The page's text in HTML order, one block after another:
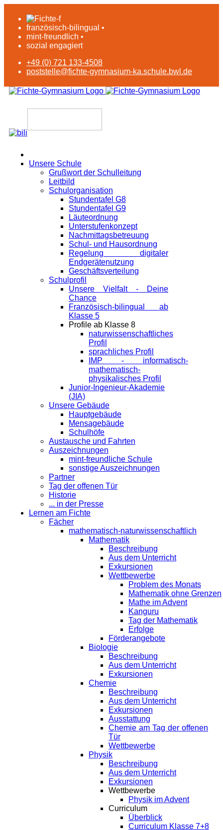
französisch-bilingual •
mint-freundlich •
sozial engagiert
+49 (0) 721 133-4508
poststelle@fichte-gymnasium-ka.schule.bwl.de
Unsere Schule
Grußwort der Schulleitung
Leitbild
Schulorganisation
Stundentafel G8
Stundentafel G9
Läuteordnung
Unterstufenkonzept
Nachmittagsbetreuung
Schul- und Hausordnung
Regelung digitaler
Endgeräte­nutzung
Geschäftsverteilung
Schulprofil
Unsere Vielfalt - Deine
Chance
Französisch-bilingual ab
Klasse 5
Profile ab Klasse 8
naturwissenschaftliches
Profil
sprachliches Profil
IMP - informatisch-
mathematisch-
physikalisches Profil
Junior-Ingenieur-Akademie
(JIA)
Unsere Gebäude
Hauptgebäude
Mensagebäude
Schulhöfe
Austausche und Fahrten
Auszeichnungen
mint-freundliche Schule
sonstige Auszeichnungen
Partner
Tag der offenen Tür
Historie
... in der Presse
Lernen am Fichte
Fächer
mathematisch-naturwissenschaftlich
Mathematik
Beschreibung
Aus dem Unterricht
Exkursionen
Wettbewerbe
Problem des Monats
Mathematik ohne Grenzen
Mathe im Advent
Kanguru
Tag der Mathematik
Erfolge
Förderangebote
Biologie
Beschreibung
Aus dem Unterricht
Exkursionen
Chemie
Beschreibung
Aus dem Unterricht
Exkursionen
Ausstattung
Chemie am Tag der offenen
Tür
Wettbewerbe
Physik
Beschreibung
Aus dem Unterricht
Exkursionen
Wettbewerbe
Physik im Advent
Curriculum
Überblick
Curriculum Klasse 7+8